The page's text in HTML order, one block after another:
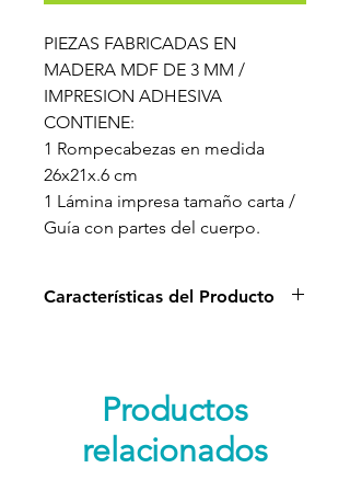
PIEZAS FABRICADAS EN
MADERA MDF DE 3 MM /
IMPRESION ADHESIVA
CONTIENE:
1 Rompecabezas en medida
26x21x.6 cm
1 Lámina impresa tamaño carta /
Guía con partes del cuerpo.
Características del Producto
se utiliza mucho en casa de niños
son . Son bastante sencillos y les
llaman mucho la atención, ya que
Productos
relacionados